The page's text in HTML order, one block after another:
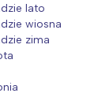
lato
wiosna
zima